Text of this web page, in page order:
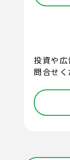
投資や
問合せく